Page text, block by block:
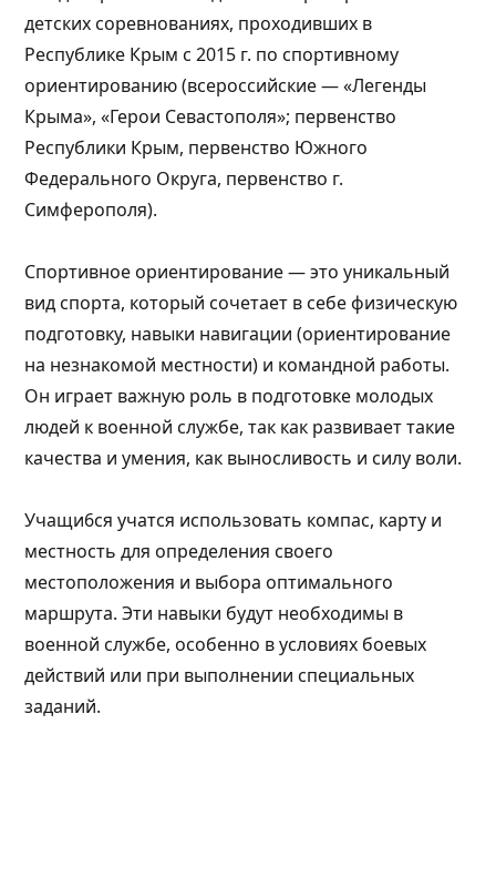
детских соревнованиях, проходивших в
Республике Крым с 2015 г. по спортивному
ориентированию (всероссийские — «Легенды
Крыма», «Герои Севастополя»; первенство
Республики Крым, первенство Южного
Федерального Округа, первенство г.
Симферополя).
Спортивное ориентирование — это уникальный
вид спорта, который сочетает в себе физическую
подготовку, навыки навигации (ориентирование
на незнакомой местности) и командной работы.
Он играет важную роль в подготовке молодых
людей к военной службе, так как развивает такие
качества и умения, как выносливость и силу воли.
Учащи6ся учатся использовать компас, карту и
местность для определения своего
местоположения и выбора оптимального
маршрута. Эти навыки будут необходимы в
военной службе, особенно в условиях боевых
действий или при выполнении специальных
заданий.